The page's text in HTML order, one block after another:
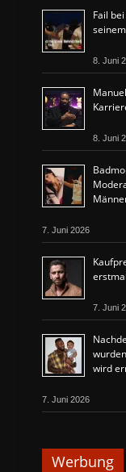
Fail
8. Juni
8. Juni
7. Juni 2026
7. Juni
wird
7. Juni 2026
Werbung